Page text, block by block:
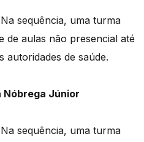
sequência, uma turma
de aulas não presencial até
autoridades de saúde.
Nóbrega Júnior
sequência, uma turma